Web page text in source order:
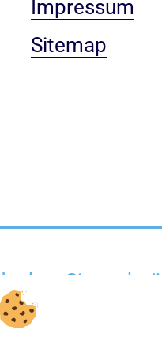
Impressum
Sitemap
Sie mehr